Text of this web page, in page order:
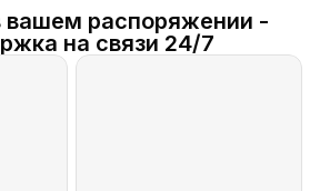
распоряжении -
на связи 24/7